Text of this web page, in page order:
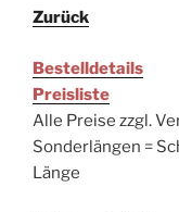
Zurück
Bestelldetails
Preisliste
Alle Preise zzgl.
Sonderlängen =
Länge